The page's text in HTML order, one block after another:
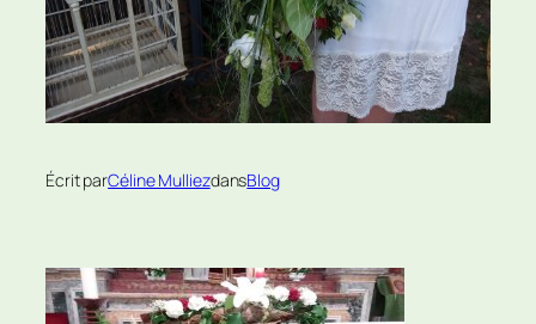
Écrit parCéline MulliezdansBlog